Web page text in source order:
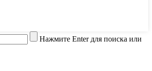
Нажмите Enter для поиска или